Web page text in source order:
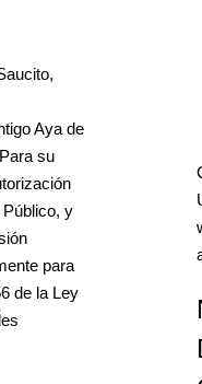
Aya de
su
y
para
de la Ley